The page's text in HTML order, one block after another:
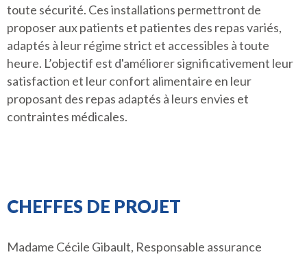
toute sécurité. Ces installations permettront de
proposer aux patients et patientes des repas variés,
adaptés à leur régime strict et accessibles à toute
heure. L’objectif est d'améliorer significativement leur
satisfaction et leur confort alimentaire en leur
proposant des repas adaptés à leurs envies et
contraintes médicales.
CHEFFES DE PROJET
Madame Cécile Gibault, Responsable assurance